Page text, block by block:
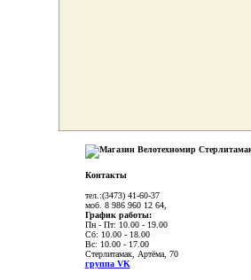
Контакты
тел.:(3473) 41-60-37
моб. 8 986 960 12 64,
График работы:
Пн - Пт: 10.00 - 19.00
Сб: 10.00 - 18.00
Вс: 10.00 - 17.00
Стерлитамак, Артёма, 70
группа VK